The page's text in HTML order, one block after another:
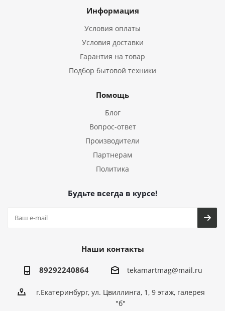
Информация
Условия оплаты
Условия доставки
Гарантия на товар
Подбор бытовой техники
Помощь
Блог
Вопрос-ответ
Производители
Партнерам
Политика
Будьте всегда в курсе!
Наши контакты
89292240864 tekamartmag@mail.ru
г.Екатеринбург, ул. Цвиллинга, 1, 9 этаж, галерея
"б"